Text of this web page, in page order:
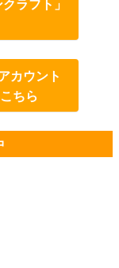
ラフト」
カウント
ちら